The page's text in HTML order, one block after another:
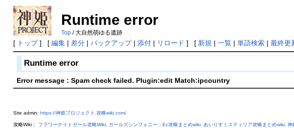
Runtime error
Top/ 大自然萌ゆる遺跡
[ トップ] [ 編集| 差分| バックアップ| 添付| リロード ] [ 新規 | 一覧| 単語検索| 最終更
Runtime error
Error message : Spam check failed. Plugin:edit Match:ipcountry
Site admin: https://神姫プロジェクト.攻略wiki.com/
攻略Wiki： フラワーナイトガール攻略Wiki. ガールズシンフォニー：Ec攻略まとめwiki. あいりすミスティリア攻略まとめwiki. 神